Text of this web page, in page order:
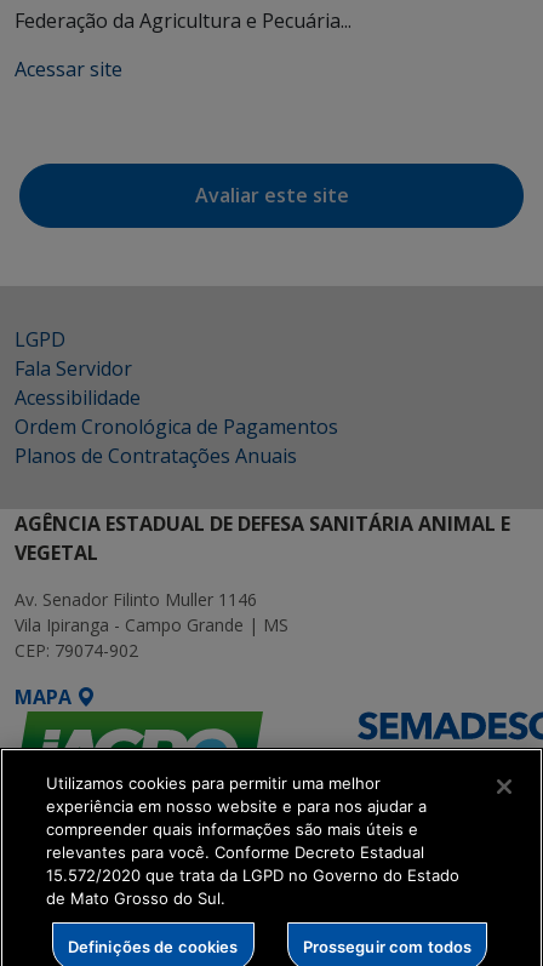
Federação da Agricultura e Pecuária...
Acessar site
Avaliar este site
LGPD
Fala Servidor
Acessibilidade
Ordem Cronológica de Pagamentos
Planos de Contratações Anuais
AGÊNCIA ESTADUAL DE DEFESA SANITÁRIA ANIMAL E
VEGETAL
Av. Senador Filinto Muller 1146
Vila Ipiranga - Campo Grande | MS
CEP: 79074-902
MAPA
SETDIG | Secretaria-
Executiva de
Transformação Digital
Utilizamos cookies para permitir uma melhor
experiência em nosso website e para nos ajudar a
compreender quais informações são mais úteis e
relevantes para você. Conforme Decreto Estadual
15.572/2020 que trata da LGPD no Governo do Estado
de Mato Grosso do Sul.
Definições de cookies Prosseguir com todos